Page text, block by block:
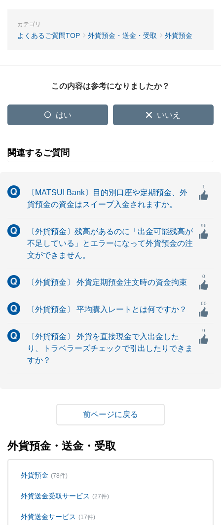
カテゴリ
よくあるご質問TOP 外貨預金・送金・受取 外貨預金
この内容は参考になりましたか？
はい いいえ
関連するご質問
〔MATSUI Bank〕目的別口座や定期預金、外
貨預金の資金はスイープ入金されますか。
1
〔外貨預金〕残高があるのに「出金可能残高が
不足している」とエラーになって外貨預金の注
文ができません。
96
〔外貨預金〕 外貨定期預金注文時の資金拘束
0
〔外貨預金〕 平均購入レートとは何ですか？
60
〔外貨預金〕 外貨を直接現金で入出金した
り、トラベラーズチェックで引出したりできま
すか？
9
戻る
外貨預金・送金・受取
外貨預金 (78件)
外貨送金受取サービス (27件)
外貨送金サービス (17件)